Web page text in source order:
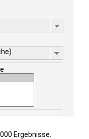
Ergebnisse.